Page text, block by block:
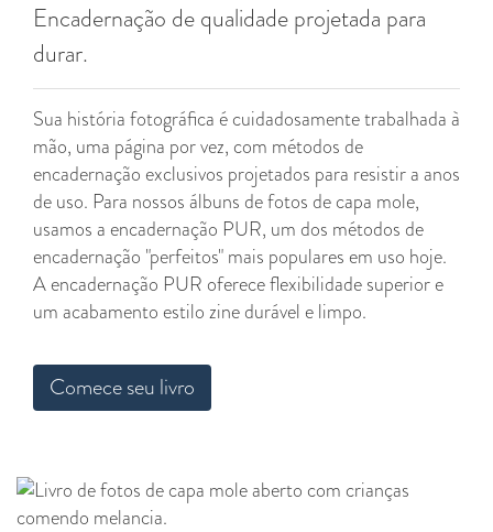
Encadernação de qualidade projetada para
durar.
Sua história fotográfica é cuidadosamente trabalhada à
mão, uma página por vez, com métodos de
encadernação exclusivos projetados para resistir a anos
de uso. Para nossos álbuns de fotos de capa mole,
usamos a encadernação PUR, um dos métodos de
encadernação "perfeitos" mais populares em uso hoje.
A encadernação PUR oferece flexibilidade superior e
um acabamento estilo zine durável e limpo.
Comece seu livro